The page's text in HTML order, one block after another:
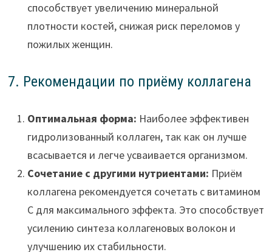
способствует увеличению минеральной
плотности костей, снижая риск переломов у
пожилых женщин.
7. Рекомендации по приёму коллагена
Оптимальная форма: Наиболее эффективен
гидролизованный коллаген, так как он лучше
всасывается и легче усваивается организмом.
Сочетание с другими нутриентами: Приём
коллагена рекомендуется сочетать с витамином
C для максимального эффекта. Это способствует
усилению синтеза коллагеновых волокон и
улучшению их стабильности.